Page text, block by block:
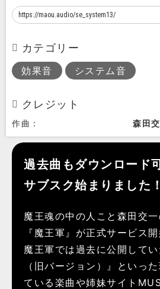
カテゴリー
効果音 システム音
クレジット
作曲： 森田
過去曲もダウンロード
サブスク始まりました！
魔王魂の中の人こと森田交
『魔王軍』が正式サービス
魔王軍では過去に公開して
（旧バージョン）』といっ
ている楽曲や姉妹サイト